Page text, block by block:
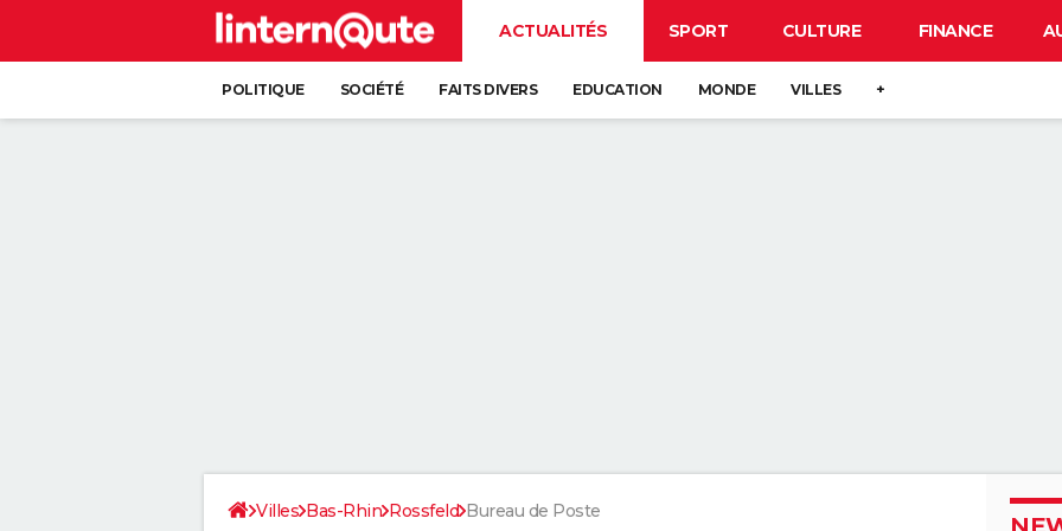
ACTUALITÉS SPORT CULTURE FINANCE
POLITIQUE SOCIÉTÉ FAITS DIVERS EDUCATION MONDE VILLES +
Villes Bas-Rhin Rossfeld Bureau de Poste